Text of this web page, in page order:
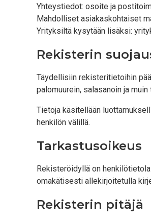
Yhteystiedot: osoite ja
Mahdolliset asiakaskohtaiset
Yrityksiltä kysytään lisäksi:
Rekisterin
Täydellisiin rekisteritietoihin
palomuurein, salasanoin ja
Tietoja käsitellään
henkilön välillä.
Tarkastusoikeus
Rekisteröidyllä on
omakätisesti allekirjoitetulla
Rekisterin pitäjä